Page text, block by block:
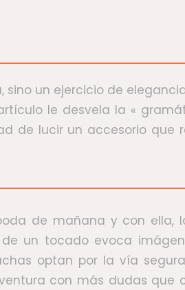
un ejercicio de
le desvela la «
de lucir un accesorio que
de mañana y con
un tocado evoca
optan por la vía
con más dudas que